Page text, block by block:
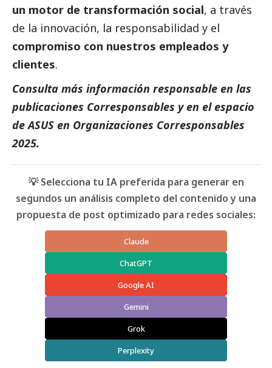
un motor de transformación social, a través
de la innovación, la responsabilidad y el
compromiso con nuestros empleados y
clientes.
Consulta más información responsable en las
publicaciones Corresponsables y en el espacio
deASUS en Organizaciones Corresponsables
2025.
💡 Selecciona tu IA preferida para generar en
segundos un análisis completo del contenido y una
propuesta de post optimizado para redes sociales:
Claude
ChatGPT
Google AI
Gemini
Grok
Perplexity